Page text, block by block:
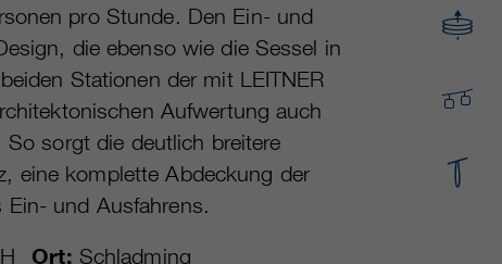
pro Stunde. Den Ein- und
die ebenso wie die Sessel in
Stationen der mit LEITNER
Aufwertung auch
sorgt die deutlich breitere
eine komplette Abdeckung der
und Ausfahrens.
Ort: Schladming
Zweck
Informationen finden Sie in den
Analytics unter
https://policies.google.com/privacy.
Gesammelte nicht personenbezogene Daten
Nutzung der Website zu erstellen, die uns
helfen, unsere Websites / Apps zu verbessern.
Diese Informationen werden auch an unsere